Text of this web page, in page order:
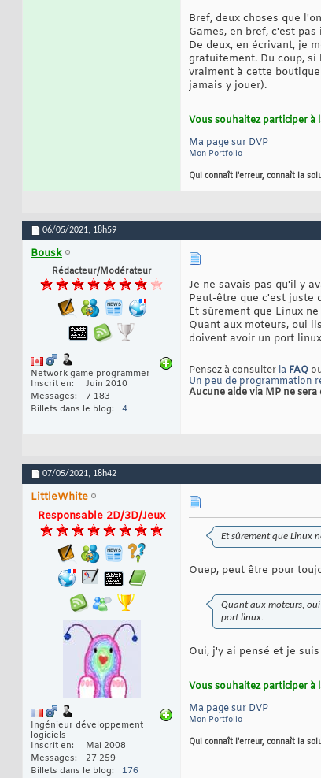
Bref, deux choses que
Games, en bref, c'est
De deux, en écrivant, je
gratuitement. Du coup,
vraiment à cette
jamais y jouer).
Vous souhaitez participer à
Ma page sur DVP
Mon Portfolio
Qui connaît l'erreur, connaît la
06/05/2021, 18h59
Bousk
Rédacteur/Modérateur
Network game programmer
Inscrit en
Juin 2010
Messages
7 183
Billets dans le blog
4
Je ne savais pas qu'il y
Peut-être que c'est juste
Et sûrement que Linux
Quant aux moteurs, oui
doivent avoir un port
Pensez à consulter la FAQ
Un peu de programmation
Aucune aide via MP ne
07/05/2021, 18h42
LittleWhite
Responsable 2D/3D/Jeux
Ingénieur développement
logiciels
Inscrit en
Mai 2008
Messages
27 259
Billets dans le blog
176
Et sûrement que Linux
Ouep, peut être pour
Quant aux moteurs,
port linux.
Oui, j'y ai pensé et je
Vous souhaitez participer à
Ma page sur DVP
Mon Portfolio
Qui connaît l'erreur, connaît la